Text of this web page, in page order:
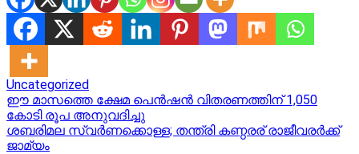
Uncategorized
Post
navigation
ഈ മാസത്തെ ക്ഷേമ പെന്‍ഷന്‍ വിതരണത്തിന് 1,050
കോടി രൂപ അനുവദിച്ചു
ശബരിമല സ്വർണക്കൊള്ള; തന്ത്രി കണ്ഠരര് രാജീവരർക്ക്
ജാമ്യം